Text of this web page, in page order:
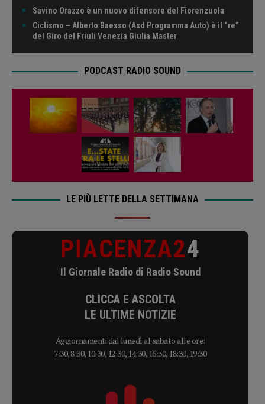
Savino Orazzo è un nuovo difensore del Fiorenzuola
Ciclismo – Alberto Baesso (Asd Programma Auto) è il “re”
del Giro del Friuli Venezia Giulia Master
PODCAST RADIO SOUND
LE PIÙ LETTE DELLA SETTIMANA
PIACENZA24
Il Giornale Radio di Radio Sound
CLICCA E ASCOLTA
LE ULTIME NOTIZIE
Aggiornamenti dal lunedì al sabato alle ore:
7:30, 8:30, 10:30, 12:30, 14:30, 16:30, 18:30, 19:30